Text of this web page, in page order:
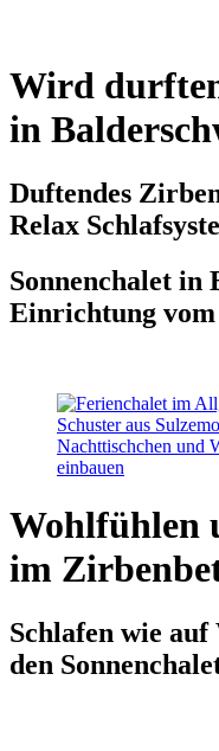
Wird
in
Duftendes
Relax
Sonnenchalet in
Einrichtung
Wohlfühlen
im
Schlafen wie
den